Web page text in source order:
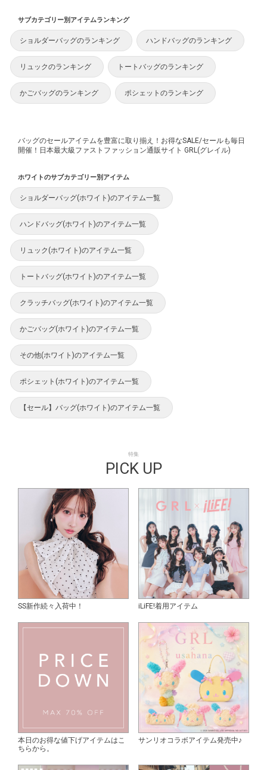
サブカテゴリー別アイテムランキング
ショルダーバッグのランキング ハンドバッグのランキング
リュックのランキング トートバッグのランキング
かごバッグのランキング ポシェットのランキング
バッグのセールアイテムを豊富に取り揃え！お得なSALE/セールも毎日
開催！日本最大級ファストファッション通販サイト GRL(グレイル)
ホワイトのサブカテゴリー別アイテム
ショルダーバッグ(ホワイト)のアイテム一覧
ハンドバッグ(ホワイト)のアイテム一覧
リュック(ホワイト)のアイテム一覧
トートバッグ(ホワイト)のアイテム一覧
クラッチバッグ(ホワイト)のアイテム一覧
かごバッグ(ホワイト)のアイテム一覧
その他(ホワイト)のアイテム一覧
ポシェット(ホワイト)のアイテム一覧
【セール】バッグ(ホワイト)のアイテム一覧
特集
PICK UP
SS新作続々入荷中！ iLiFE!着用アイテム
本日のお得な値下げアイテムはこ
ちらから。
サンリオコラボアイテム発売中♪